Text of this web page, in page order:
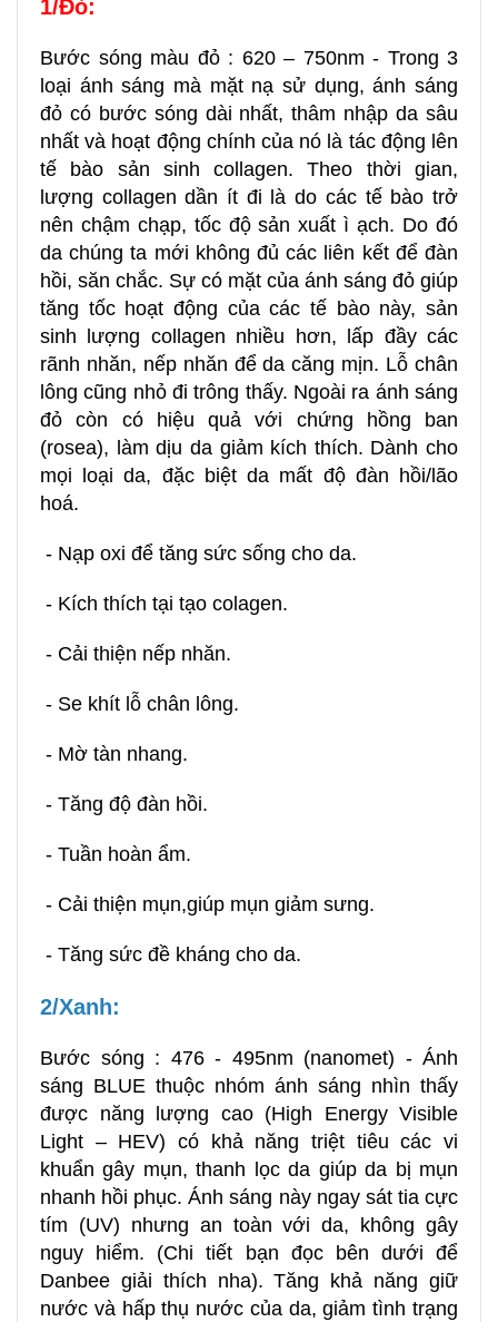
1/Đỏ:
Bước sóng màu đỏ : 620 – 750nm - Trong 3
loại ánh sáng mà mặt nạ sử dụng, ánh sáng
đỏ có bước sóng dài nhất, thâm nhập da sâu
nhất và hoạt động chính của nó là tác động lên
tế bào sản sinh collagen. Theo thời gian,
lượng collagen dần ít đi là do các tế bào trở
nên chậm chạp, tốc độ sản xuất ì ạch. Do đó
da chúng ta mới không đủ các liên kết để đàn
hồi, săn chắc. Sự có mặt của ánh sáng đỏ giúp
tăng tốc hoạt động của các tế bào này, sản
sinh lượng collagen nhiều hơn, lấp đầy các
rãnh nhăn, nếp nhăn để da căng mịn. Lỗ chân
lông cũng nhỏ đi trông thấy. Ngoài ra ánh sáng
đỏ còn có hiệu quả với chứng hồng ban
(rosea), làm dịu da giảm kích thích. Dành cho
mọi loại da, đặc biệt da mất độ đàn hồi/lão
hoá.
- Nạp oxi để tăng sức sống cho da.
- Kích thích tại tạo colagen.
- Cải thiện nếp nhăn.
- Se khít lỗ chân lông.
- Mờ tàn nhang.
- Tăng độ đàn hồi.
- Tuần hoàn ẩm.
- Cải thiện mụn,giúp mụn giảm sưng.
- Tăng sức đề kháng cho da.
2/Xanh:
Bước sóng : 476 - 495nm (nanomet) - Ánh
sáng BLUE thuộc nhóm ánh sáng nhìn thấy
được năng lượng cao (High Energy Visible
Light – HEV) có khả năng triệt tiêu các vi
khuẩn gây mụn, thanh lọc da giúp da bị mụn
nhanh hồi phục. Ánh sáng này ngay sát tia cực
tím (UV) nhưng an toàn với da, không gây
nguy hiểm. (Chi tiết bạn đọc bên dưới để
Danbee giải thích nha). Tăng khả năng giữ
nước và hấp thụ nước của da, giảm tình trạng